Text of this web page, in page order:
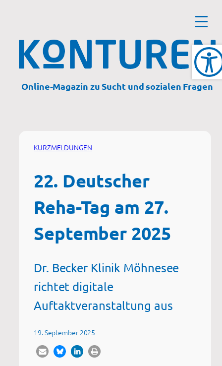
Online-Magazin zu Sucht und sozialen Fragen
KURZMELDUNGEN
22. Deutscher
Reha-Tag am 27.
September 2025
Dr. Becker Klinik Möhnesee
richtet digitale
Auftaktveranstaltung aus
19. September 2025